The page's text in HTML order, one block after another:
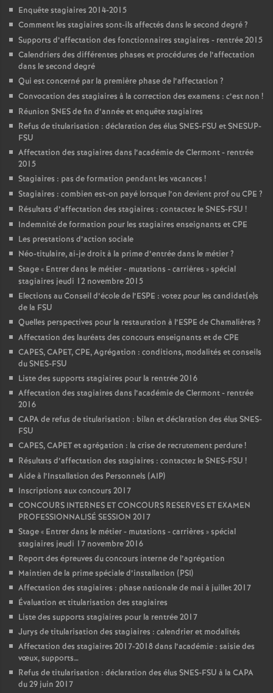
Enquête stagiaires 2014-2015
Comment les stagiaires sont-ils affectés dans le second degré?
Supports d’affectation des fonctionnaires stagiaires - rentrée 2015
Calendriers des différentes phases et procédures de l’affectation
dans le second degré
Qui est concerné par la première phase de l’affectation ?
Convocation des stagiaires à la correction des examens : c’est non !
Réunion SNES de fin d’année et enquête stagiaires
Refus de titularisation : déclaration des élus SNES-FSU et SNESUP-
FSU
Affectation des stagiaires dans l’académie de Clermont - rentrée
2015
Stagiaires : pas de formation pendant les vacances !
Stagiaires : combien est-on payé lorsque l’on devient prof ou CPE ?
Résultats d’affectation des stagiaires : contactez le SNES-FSU !
Indemnité de formation pour les stagiaires enseignants et CPE
Les prestations d’action sociale
Néo-titulaire, ai-je droit à la prime d’entrée dans le métier?
Stage « Entrer dans le métier - mutations - carrières » spécial
stagiaires jeudi 12 novembre 2015
Elections au Conseil d’école de l’ESPE : votez pour les candidat(e)s
de la FSU
Quelles perspectives pour la restauration à l’ESPE de Chamalières ?
Affectation des lauréats des concours enseignants et de CPE
CAPES, CAPET, CPE, Agrégation : conditions, modalités et conseils
du SNES-FSU
Liste des supports stagiaires pour la rentrée 2016
Affectation des stagiaires dans l’académie de Clermont - rentrée
2016
CAPA de refus de titularisation : bilan et déclaration des élus SNES-
FSU
CAPES, CAPET et agrégation : la crise de recrutement perdure!
Résultats d’affectation des stagiaires : contactez le SNES-FSU !
Aide à l’Installation des Personnels (AIP)
Inscriptions aux concours 2017
CONCOURS INTERNES ET CONCOURS RESERVES ET EXAMEN
PROFESSIONNALISÉ SESSION 2017
Stage « Entrer dans le métier - mutations - carrières » spécial
stagiaires jeudi 17 novembre 2016
Report des épreuves du concours interne de l’agrégation
Maintien de la prime spéciale d’installation (PSI)
Affectation des stagiaires : phase nationale de mai à juillet 2017
Évaluation et titularisation des stagiaires
Liste des supports stagiaires pour la rentrée 2017
Jurys de titularisation des stagiaires : calendrier et modalités
Affectation des stagiaires 2017-2018 dans l’académie : saisie des
vœux, supports…
Refus de titularisation : déclaration des élus SNES-FSU à la CAPA
du 29 juin 2017